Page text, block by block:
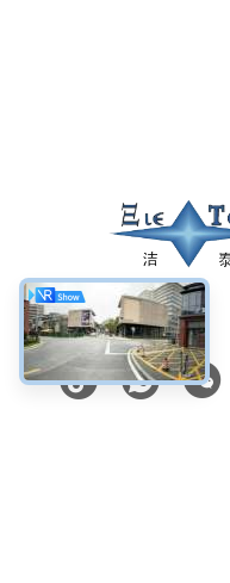
Κοινωνικά Μέσα